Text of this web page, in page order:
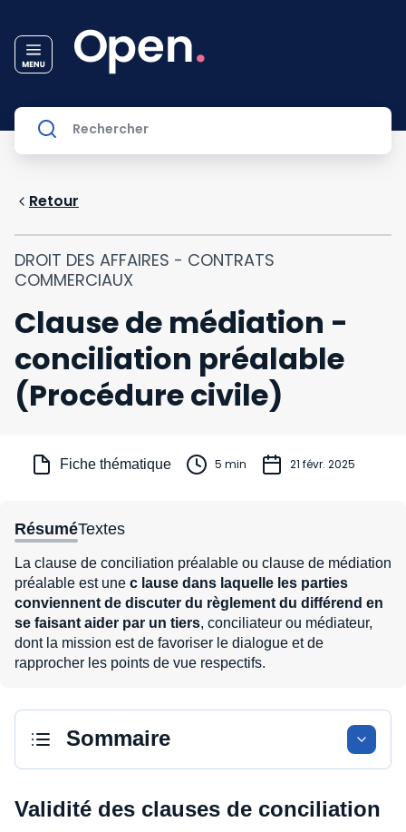
Retour
DROIT DES AFFAIRES - CONTRATS
COMMERCIAUX
Clause de médiation -
conciliation préalable
(Procédure civile)
Fiche thématique 5 min 21 févr. 2025
RésuméTextes
La clause de conciliation préalable ou clause de médiation
préalable est une c lause dans laquelle les parties
conviennent de discuter du règlement du différend en
se faisant aider par un tiers, conciliateur ou médiateur,
dont la mission est de favoriser le dialogue et de
rapprocher les points de vue respectifs.
Sommaire
Validité des clauses de conciliation